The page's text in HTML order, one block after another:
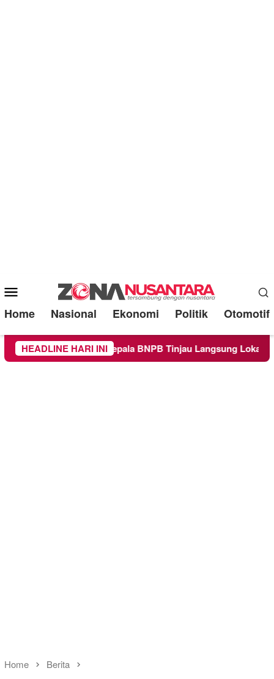
Mobile
Menu
Home Nasional Ekonomi Politik Otomotif
HEADLINE HARI INI
Kepala BNPB Tinjau Langsung Lokasi Proyek
Home Berita